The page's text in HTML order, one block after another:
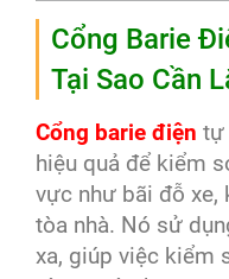
Cổng Barie
Tại Sao Cần
Cổng barie điện tự
hiệu quả để kiểm
vực như bãi đỗ xe,
tòa nhà. Nó sử
xa, giúp việc kiểm